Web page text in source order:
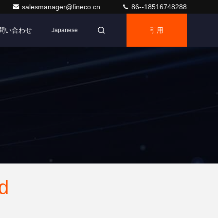
salesmanager@fineco.cn 86--18516748288
い合わせ Japanese 引用